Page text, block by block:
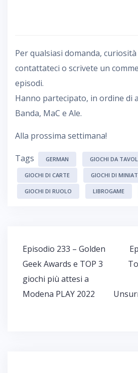
Per qualsiasi domanda,
contattateci o scrivete un
episodi.
Hanno partecipato, in ordine di
Banda, MaC e Ale.
Alla prossima settimana!
Tags GERMAN GIOCHI DA
GIOCHI DI CARTE GIOCHI DI
GIOCHI DI RUOLO LIBROGAME
Navigazione
articoli
Episodio 233 – Golden
Geek Awards e TOP 3
giochi più attesi a
Modena PLAY 2022